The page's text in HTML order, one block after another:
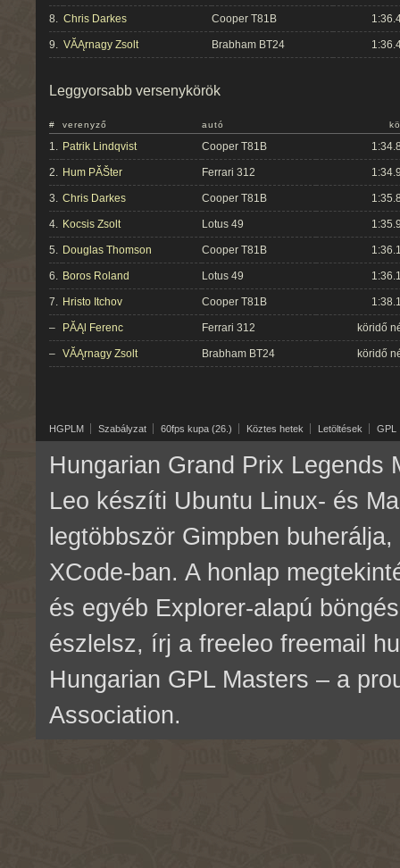
8. Chris Darkes Cooper T81B
9. VĂĄrnagy Zsolt Brabham BT24
Leggyorsabb versenykörök
# verenyző autó
1. Patrik Lindqvist Cooper T81B
2. Hum PĂŠter Ferrari 312
3. Chris Darkes Cooper T81B
4. Kocsis Zsolt Lotus 49
5. Douglas Thomson Cooper T81B
6. Boros Roland Lotus 49
7. Hristo Itchov Cooper T81B
– PĂĄl Ferenc Ferrari 312 köridő
– VĂĄrnagy Zsolt Brabham BT24 köridő
HGPLM Szabályzat 60fps kupa (26.) Köztes hetek Letöltések GPL
Hungarian Grand Prix Legends
Leo készíti Ubuntu Linux- és
legtöbbször Gimpben
XCode-ban. A honlap
és egyéb Explorer-alapú
észlelsz, írj a freeleo freemail
Hungarian GPL Masters – a
Association.